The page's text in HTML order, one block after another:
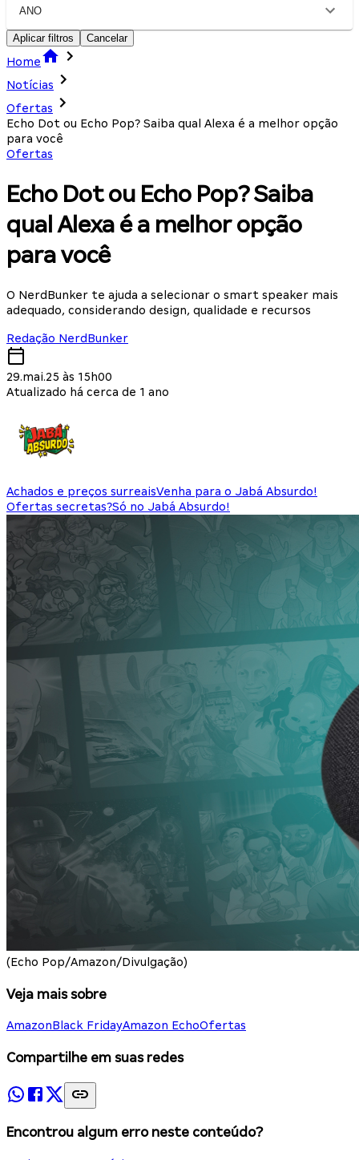
ANO
Aplicar filtros Cancelar
Home
Notícias
Ofertas
Echo Dot ou Echo Pop? Saiba qual Alexa é a melhor opção
para você
Ofertas
Echo Dot ou Echo Pop? Saiba
qual Alexa é a melhor opção
para você
O NerdBunker te ajuda a selecionar o smart speaker mais
adequado, considerando design, qualidade e recursos
Redação NerdBunker
29.mai.25 às 15h00
Atualizado há cerca de 1 ano
Achados e preços surreaisVenha para o Jabá Absurdo!
Ofertas secretas?Só no Jabá Absurdo!
(Echo Pop/Amazon/Divulgação)
Veja mais sobre
AmazonBlack FridayAmazon EchoOfertas
Compartilhe em suas redes
Encontrou algum erro neste conteúdo?